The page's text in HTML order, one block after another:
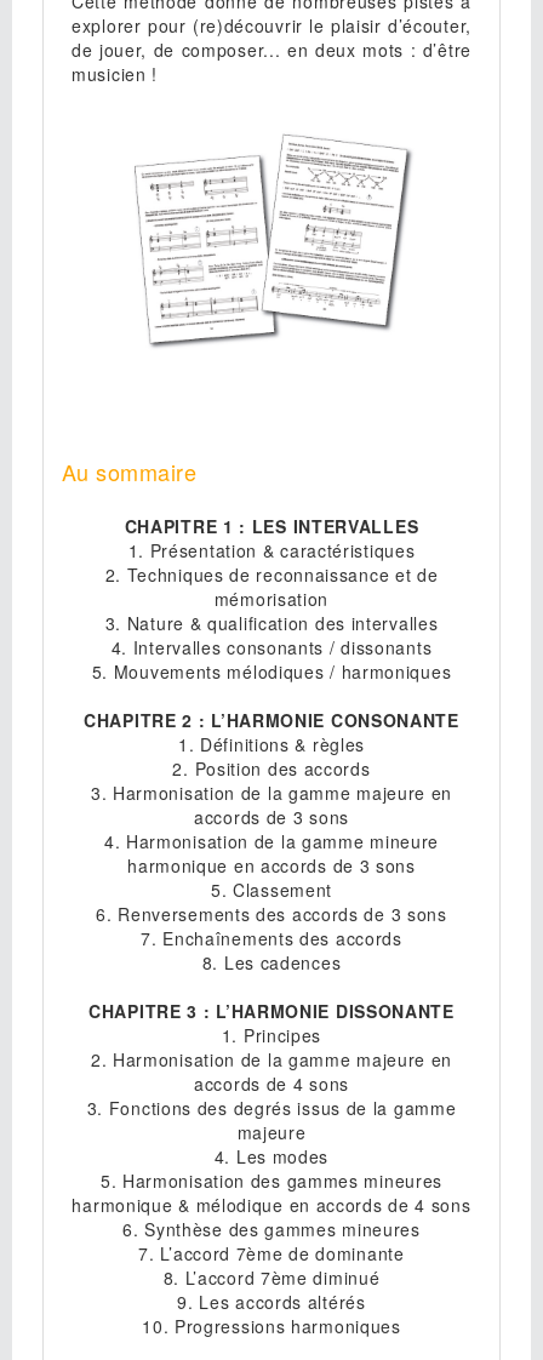
explorer pour (re)découvrir le plaisir d’écouter,
de jouer, de composer... en deux mots : d’être
musicien !
Au sommaire
CHAPITRE 1 : LES INTERVALLES
1. Présentation & caractéristiques
2. Techniques de reconnaissance et de
mémorisation
3. Nature & qualification des intervalles
4. Intervalles consonants / dissonants
5. Mouvements mélodiques / harmoniques
CHAPITRE 2 : L’HARMONIE CONSONANTE
1. Définitions & règles
2. Position des accords
3. Harmonisation de la gamme majeure en
accords de 3 sons
4. Harmonisation de la gamme mineure
harmonique en accords de 3 sons
5. Classement
6. Renversements des accords de 3 sons
7. Enchaînements des accords
8. Les cadences
CHAPITRE 3 : L’HARMONIE DISSONANTE
1. Principes
2. Harmonisation de la gamme majeure en
accords de 4 sons
3. Fonctions des degrés issus de la gamme
majeure
4. Les modes
5. Harmonisation des gammes mineures
harmonique & mélodique en accords de 4 sons
6. Synthèse des gammes mineures
7. L’accord 7ème de dominante
8. L’accord 7ème diminué
9. Les accords altérés
10. Progressions harmoniques